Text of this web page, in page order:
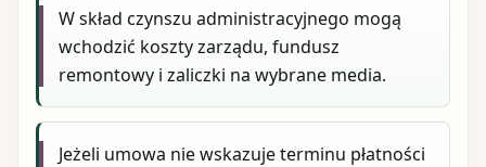
W skład czynszu administracyjnego mogą
wchodzić koszty zarządu, fundusz
remontowy i zaliczki na wybrane media.
Jeżeli umowa nie wskazuje terminu płatności